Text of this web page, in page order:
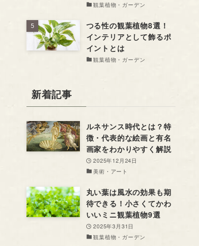
観葉植物・ガーデン
つる性の観葉植物8選！
インテリアとして飾るポ
イントとは
観葉植物・ガーデン
新着記事
ルネサンス時代とは？特
徴・代表的な絵画と有名
画家をわかりやすく解説
2025年12月24日
美術・アート
丸い葉は風水の効果も期
待できる！小さくてかわ
いいミニ観葉植物9選
2025年3月31日
観葉植物・ガーデン